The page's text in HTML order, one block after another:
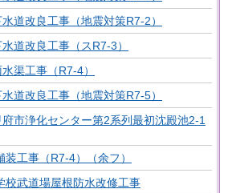
道改良工事（地震対策R7-2）
道改良工事（スR7-3）
渠工事（R7-4）
道改良工事（地震対策R7-5）
府市浄化センター第2系列最初沈殿池2-1
装工事（R7-4）（余フ）
校武道場屋根防水改修工事